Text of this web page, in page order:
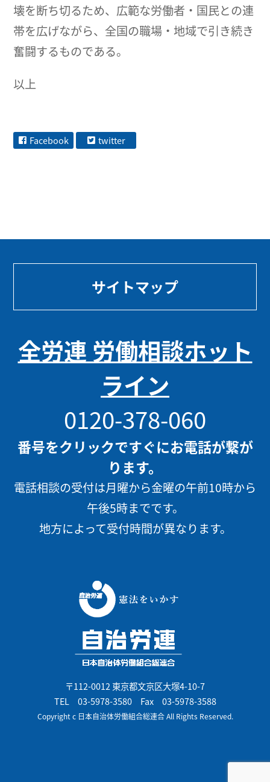
壊を断ち切るため、広範な労働者・国民との連
帯を広げながら、全国の職場・地域で引き続き
奮闘するものである。
以上
Facebook twitter
サイトマップ
全労連 労働相談ホット
ライン
0120-378-060
番号をクリックですぐにお電話が繋が
ります。
電話相談の受付は月曜から金曜の午前10時から
午後5時までです。
地方によって受付時間が異なります。
〒112-0012 東京都文京区大塚4-10-7
TEL 03-5978-3580Fax 03-5978-3588
Copyright c 日本自治体労働組合総連合 All Rights Reserved.